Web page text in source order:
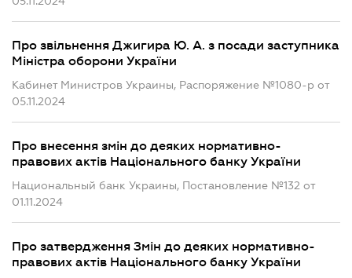
Про звільнення Джигира Ю. А. з посади заступника
Міністра оборони України
Кабинет Министров Украины, Распоряжение №1080-р от
05.11.2024
Про внесення змін до деяких нормативно-
правових актів Національного банку України
Национальный банк Украины, Постановление №132 от
01.11.2024
Про затвердження Змін до деяких нормативно-
правових актів Національного банку України